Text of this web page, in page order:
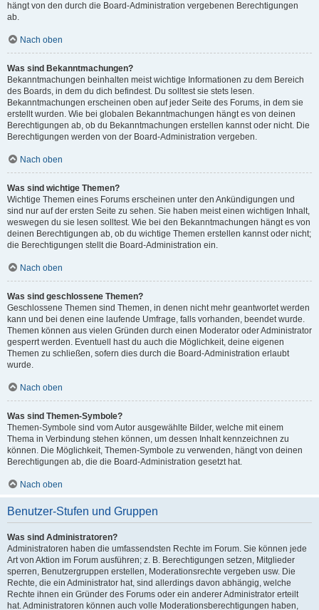
hängt von den durch die Board-Administration vergebenen Berechtigungen
ab.
Nach oben
Was sind Bekanntmachungen?
Bekanntmachungen beinhalten meist wichtige Informationen zu dem Bereich
des Boards, in dem du dich befindest. Du solltest sie stets lesen.
Bekanntmachungen erscheinen oben auf jeder Seite des Forums, in dem sie
erstellt wurden. Wie bei globalen Bekanntmachungen hängt es von deinen
Berechtigungen ab, ob du Bekanntmachungen erstellen kannst oder nicht. Die
Berechtigungen werden von der Board-Administration vergeben.
Nach oben
Was sind wichtige Themen?
Wichtige Themen eines Forums erscheinen unter den Ankündigungen und
sind nur auf der ersten Seite zu sehen. Sie haben meist einen wichtigen Inhalt,
weswegen du sie lesen solltest. Wie bei den Bekanntmachungen hängt es von
deinen Berechtigungen ab, ob du wichtige Themen erstellen kannst oder nicht;
die Berechtigungen stellt die Board-Administration ein.
Nach oben
Was sind geschlossene Themen?
Geschlossene Themen sind Themen, in denen nicht mehr geantwortet werden
kann und bei denen eine laufende Umfrage, falls vorhanden, beendet wurde.
Themen können aus vielen Gründen durch einen Moderator oder Administrator
gesperrt werden. Eventuell hast du auch die Möglichkeit, deine eigenen
Themen zu schließen, sofern dies durch die Board-Administration erlaubt
wurde.
Nach oben
Was sind Themen-Symbole?
Themen-Symbole sind vom Autor ausgewählte Bilder, welche mit einem
Thema in Verbindung stehen können, um dessen Inhalt kennzeichnen zu
können. Die Möglichkeit, Themen-Symbole zu verwenden, hängt von deinen
Berechtigungen ab, die die Board-Administration gesetzt hat.
Nach oben
Benutzer-Stufen und Gruppen
Was sind Administratoren?
Administratoren haben die umfassendsten Rechte im Forum. Sie können jede
Art von Aktion im Forum ausführen; z. B. Berechtigungen setzen, Mitglieder
sperren, Benutzergruppen erstellen, Moderationsrechte vergeben usw. Die
Rechte, die ein Administrator hat, sind allerdings davon abhängig, welche
Rechte ihnen ein Gründer des Forums oder ein anderer Administrator erteilt
hat. Administratoren können auch volle Moderationsberechtigungen haben,